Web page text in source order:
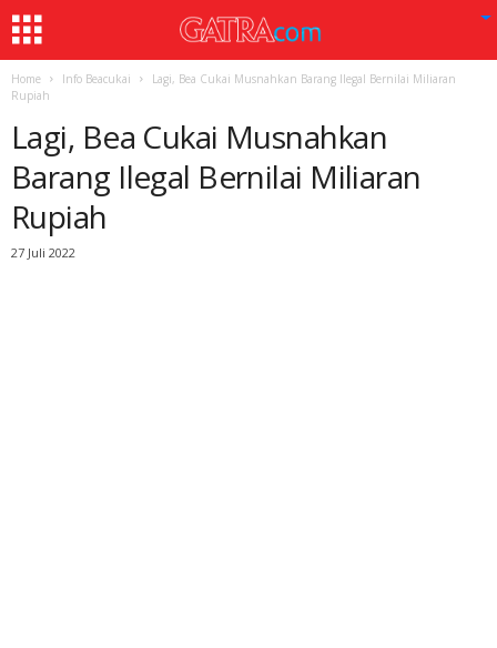
Home Info Beacukai
Lagi, Bea Cukai Musnahkan Barang Ilegal Bernilai Miliaran
Rupiah
Lagi, Bea Cukai Musnahkan
Barang Ilegal Bernilai Miliaran
Rupiah
27 Juli 2022